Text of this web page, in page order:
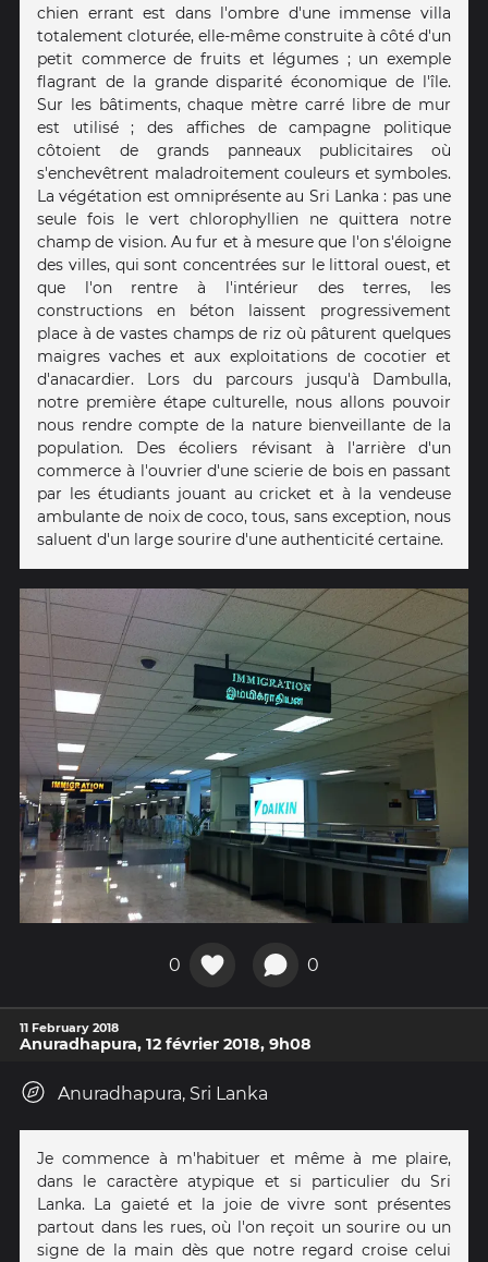
chien errant est dans l'ombre d'une immense villa
totalement cloturée, elle-même construite à côté d'un
petit commerce de fruits et légumes ; un exemple
flagrant de la grande disparité économique de l'île.
Sur les bâtiments, chaque mètre carré libre de mur
est utilisé ; des affiches de campagne politique
côtoient de grands panneaux publicitaires où
s'enchevêtrent maladroitement couleurs et symboles.
La végétation est omniprésente au Sri Lanka : pas une
seule fois le vert chlorophyllien ne quittera notre
champ de vision. Au fur et à mesure que l'on s'éloigne
des villes, qui sont concentrées sur le littoral ouest, et
que l'on rentre à l'intérieur des terres, les
constructions en béton laissent progressivement
place à de vastes champs de riz où pâturent quelques
maigres vaches et aux exploitations de cocotier et
d'anacardier. Lors du parcours jusqu'à Dambulla,
notre première étape culturelle, nous allons pouvoir
nous rendre compte de la nature bienveillante de la
population. Des écoliers révisant à l'arrière d'un
commerce à l'ouvrier d'une scierie de bois en passant
par les étudiants jouant au cricket et à la vendeuse
ambulante de noix de coco, tous, sans exception, nous
saluent d'un large sourire d'une authenticité certaine.
0 0
11 February 2018
Anuradhapura, 12 février 2018, 9h08
Anuradhapura, Sri Lanka
Je commence à m'habituer et même à me plaire,
dans le caractère atypique et si particulier du Sri
Lanka. La gaieté et la joie de vivre sont présentes
partout dans les rues, où l'on reçoit un sourire ou un
signe de la main dès que notre regard croise celui